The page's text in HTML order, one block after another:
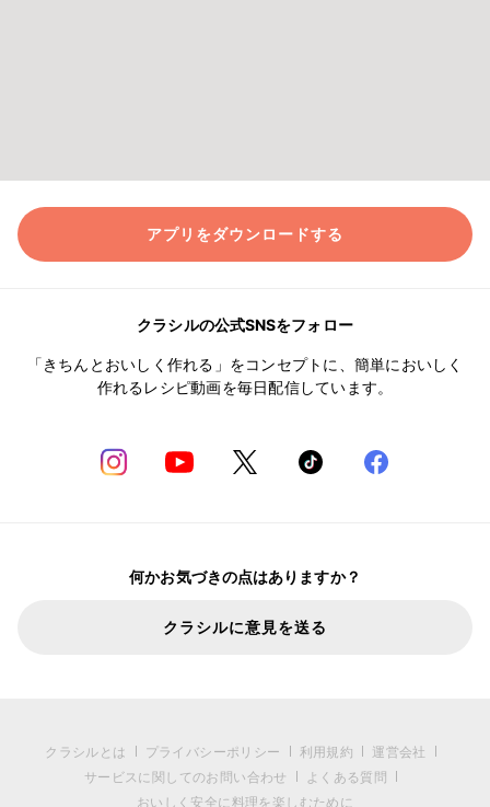
アプリをダウンロードする
クラシルの公式SNSをフォロー
「きちんとおいしく作れる」をコンセプトに、簡単においしく
作れるレシピ動画を毎日配信しています。
何かお気づきの点はありますか？
クラシルに意見を送る
クラシルとは プライバシーポリシー 利用規約
運営会社
サービスに関してのお問い合わせ
よくある質問
おいしく安全に料理を楽しむために